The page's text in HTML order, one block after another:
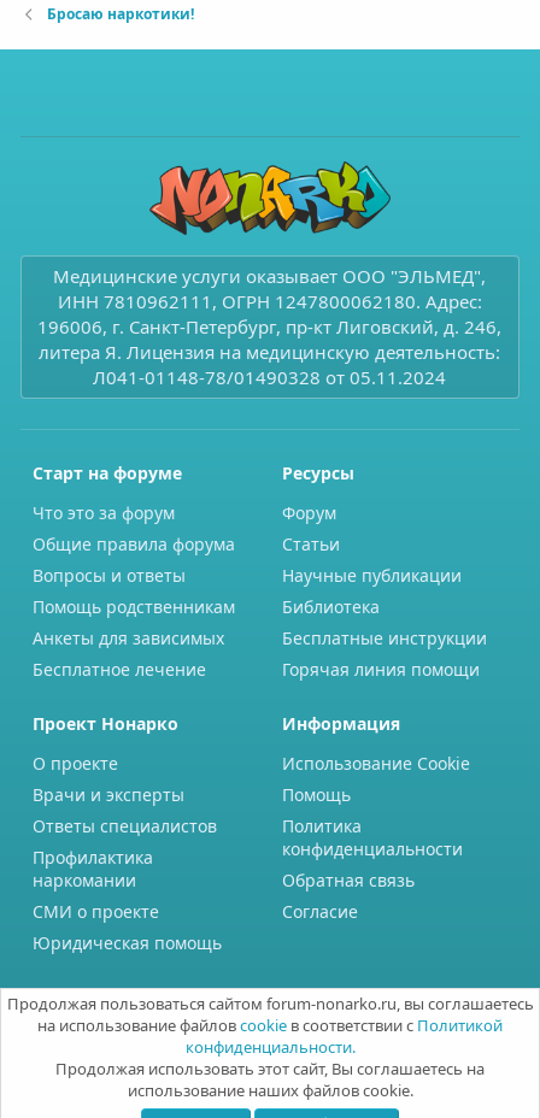
Бросаю наркотики!
Медицинские услуги оказывает ООО "ЭЛЬМЕД",
ИНН 7810962111, ОГРН 1247800062180. Адрес:
196006, г. Санкт-Петербург, пр-кт Лиговский, д. 246,
литера Я. Лицензия на медицинскую деятельность:
Л041-01148-78/01490328 от 05.11.2024
Старт на форуме
Что это за форум
Общие правила форума
Вопросы и ответы
Помощь родственникам
Анкеты для зависимых
Бесплатное лечение
Ресурсы
Форум
Статьи
Научные публикации
Библиотека
Бесплатные инструкции
Горячая линия помощи
Проект Нонарко
О проекте
Врачи и эксперты
Ответы специалистов
Профилактика
наркомании
СМИ о проекте
Юридическая помощь
Информация
Использование Cookie
Помощь
Политика
конфиденциальности
Обратная связь
Согласие
Продолжая пользоваться сайтом forum-nonarko.ru, вы соглашаетесь
на использование файловcookie в соответствии с Политикой
конфиденциальности.
Продолжая использовать этот сайт, Вы соглашаетесь на
использование наших файлов cookie.